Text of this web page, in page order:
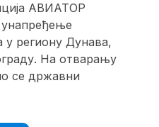
АВИАТОР
унапређење
региону Дунава,
На отварању
се државни